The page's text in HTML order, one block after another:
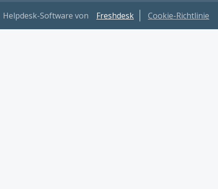
Helpdesk-Software von Freshdesk Cookie-Richtlinie